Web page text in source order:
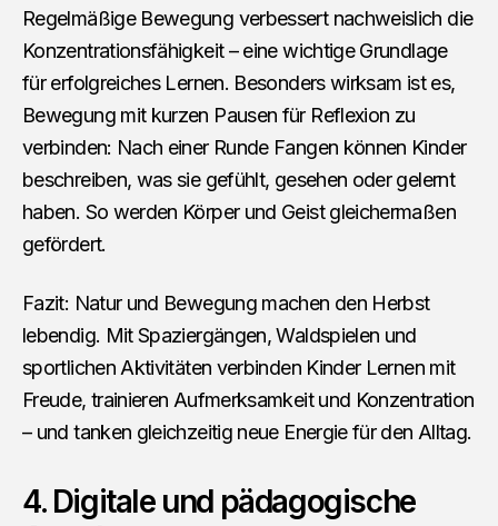
Regelmäßige Bewegung verbessert nachweislich die
Konzentrationsfähigkeit – eine wichtige Grundlage
für erfolgreiches Lernen. Besonders wirksam ist es,
Bewegung mit kurzen Pausen für Reflexion zu
verbinden: Nach einer Runde Fangen können Kinder
beschreiben, was sie gefühlt, gesehen oder gelernt
haben. So werden Körper und Geist gleichermaßen
gefördert.
Fazit: Natur und Bewegung machen den Herbst
lebendig. Mit Spaziergängen, Waldspielen und
sportlichen Aktivitäten verbinden Kinder Lernen mit
Freude, trainieren Aufmerksamkeit und Konzentration
– und tanken gleichzeitig neue Energie für den Alltag.
4. Digitale und pädagogische